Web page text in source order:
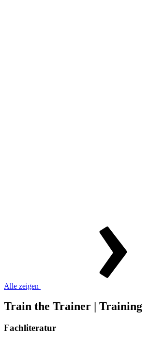
Alle zeigen
Train the Trainer | Training
Fachliteratur